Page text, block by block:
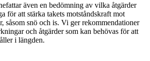
även en bedömning av vilka åtgärder
för att stärka takets motståndskraft mot
såsom snö och is. Vi ger rekommendationer
och åtgärder som kan behövas för att
i längden.